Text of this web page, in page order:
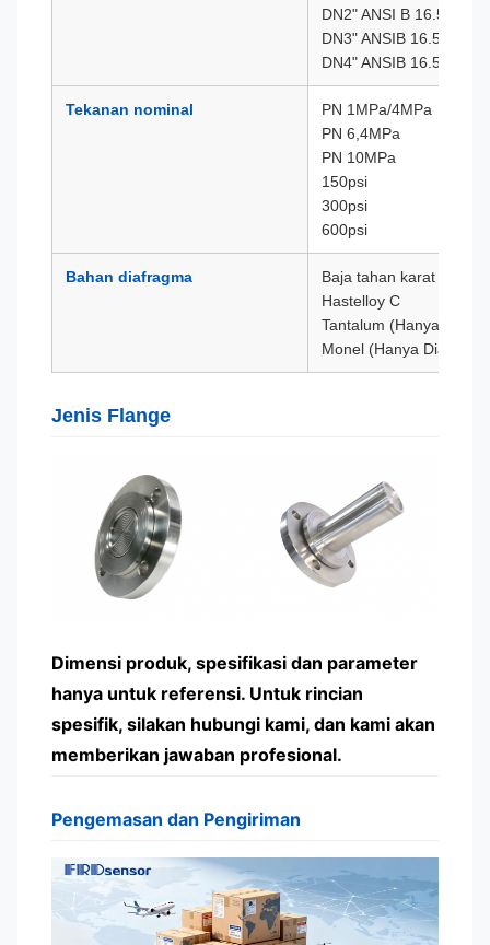
DN2" ANSI B 16.5
DN3" ANSIB 16.5
DN4" ANSIB 16.5
Tekanan nominal
PN 1MPa/4MPa
PN 6,4MPa
PN 10MPa
150psi
300psi
600psi
Bahan diafragma
Baja tahan karat 316L
Hastelloy C
Tantalum (Hanya
Monel (Hanya
Jenis Flange
Dimensi produk, spesifikasi dan parameter
hanya untuk referensi. Untuk rincian
spesifik, silakan hubungi kami, dan kami akan
memberikan jawaban profesional.
Pengemasan dan Pengiriman